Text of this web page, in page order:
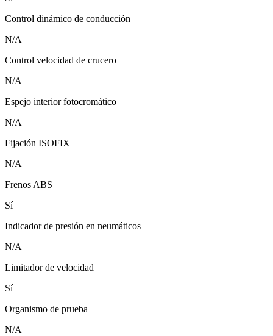
Control dinámico de conducción
N/A
Control velocidad de crucero
N/A
Espejo interior fotocromático
N/A
Fijación ISOFIX
N/A
Frenos ABS
Sí
Indicador de presión en neumáticos
N/A
Limitador de velocidad
Sí
Organismo de prueba
N/A